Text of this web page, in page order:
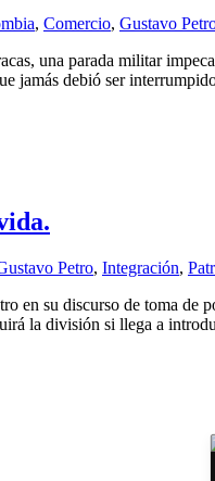
, Comercio, Gustavo
una parada militar
jamás debió ser
Petro, Integración,
en su discurso de toma
la división si llega a